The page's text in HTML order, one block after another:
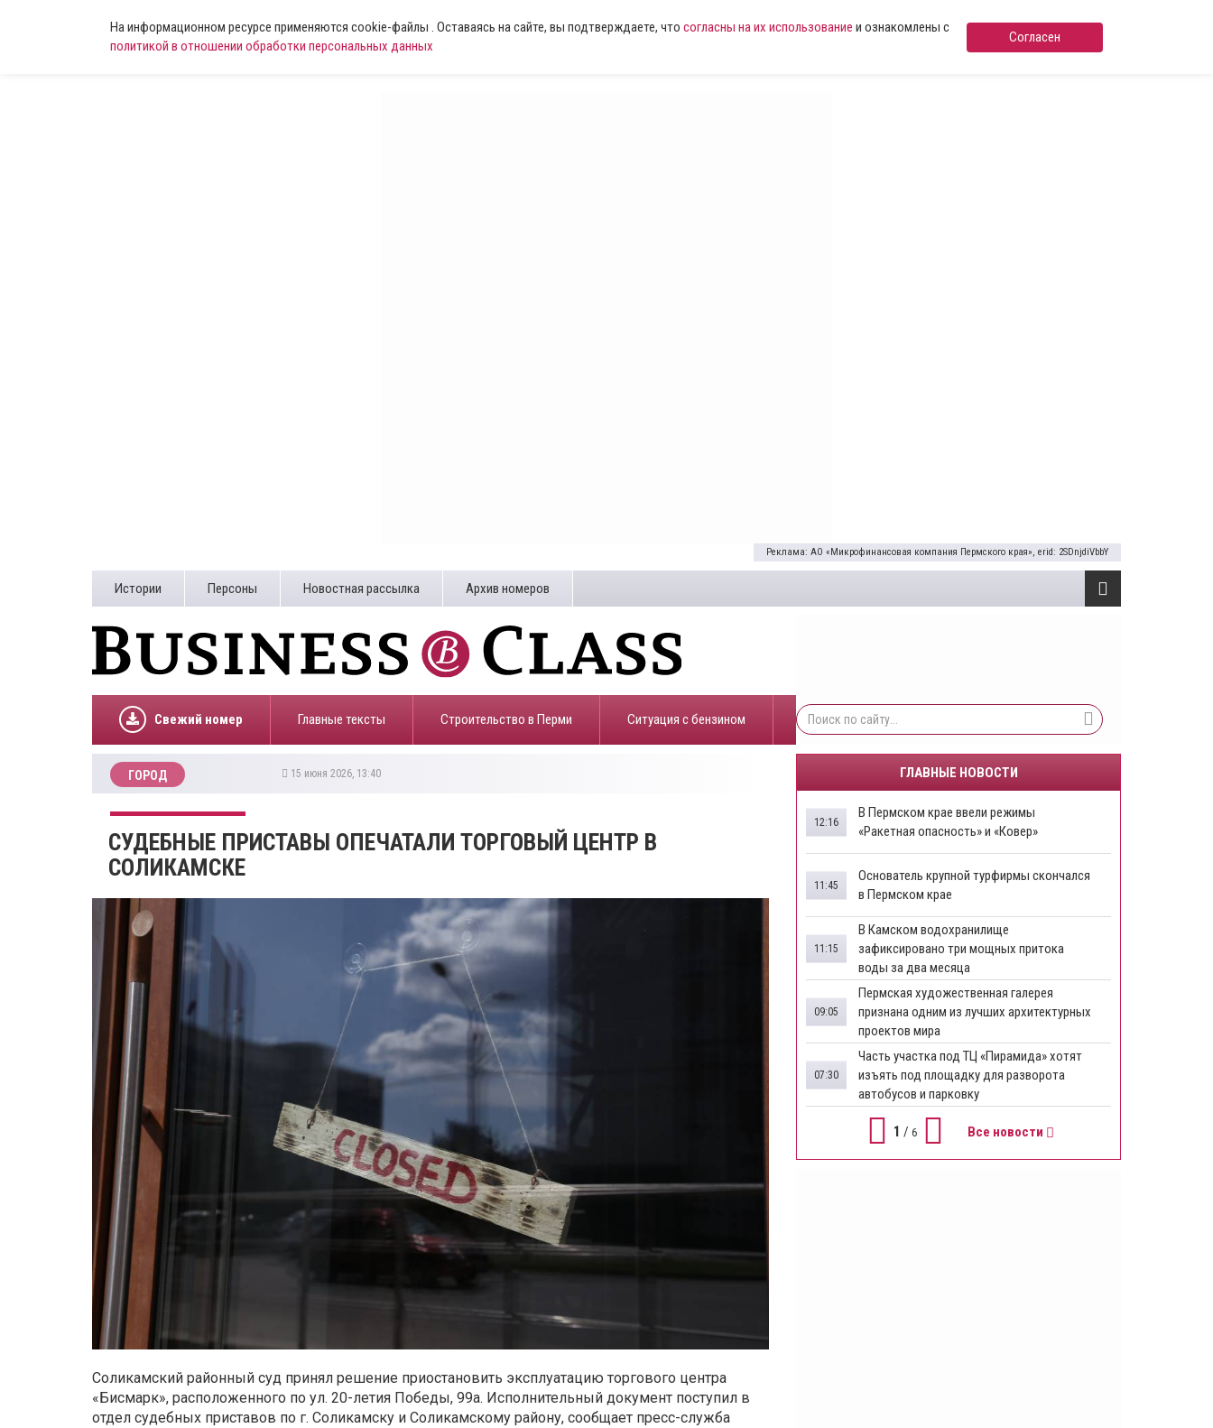
На информационном ресурсе применяются cookie-файлы . Оставаясь на сайте, вы подтверждаете, что согласны на их использование и ознакомлены с
политикой в отношении обработки персональных данных
Согласен
Реклама: АО «Микрофинансовая компания Пермского края», erid: 2SDnjdiVbbY
Истории Персоны Новостная рассылка Архив номеров
Свежий номер Главные тексты Строительство в Перми ​Ситуация с бензином
ГОРОД 15 июня 2026, 13:40
СУДЕБНЫЕ ПРИСТАВЫ ОПЕЧАТАЛИ ТОРГОВЫЙ ЦЕНТР В
СОЛИКАМСКЕ
Соликамский районный суд принял решение приостановить эксплуатацию торгового центра
«Бисмарк», расположенного по ул. 20-летия Победы, 99а. Исполнительный документ поступил в
отдел судебных приставов по г. Соликамску и Соликамскому району, сообщает пресс-служба
ГЛАВНЫЕ НОВОСТИ
В Пермском крае ввели режимы
«Ракетная опасность» и «Ковер»
12:16
Основатель крупной турфирмы скончался
в Пермском крае
11:45
В Камском водохранилище
зафиксировано три мощных притока
воды за два месяца
11:15
Пермская художественная галерея
признана одним из лучших архитектурных
проектов мира
09:05
Часть участка под ТЦ «Пирамида» хотят
изъять под площадку для разворота
автобусов и парковку
07:30
1 / 6 Все новости